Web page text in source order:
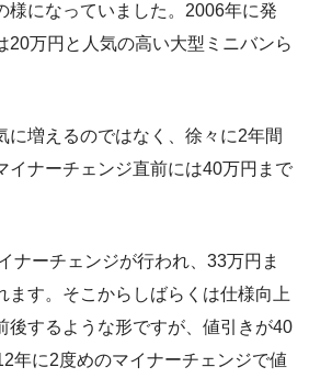
様になっていました。2006年に発
20万円と人気の高い大型ミニバンら
に増えるのではなく、徐々に2年間
イナーチェンジ直前には40万円まで
ナーチェンジが行われ、33万円ま
ます。そこからしばらくは仕様向上
後するような形ですが、値引きが40
年に2度めのマイナーチェンジで値